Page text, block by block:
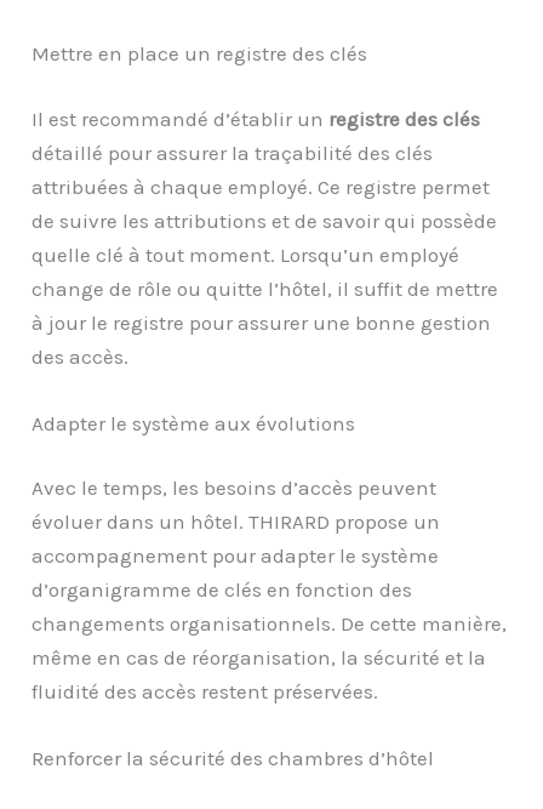
Mettre en place un registre des clés
Il est recommandé d’établir un registre des clés
détaillé pour assurer la traçabilité des clés
attribuées à chaque employé. Ce registre permet
de suivre les attributions et de savoir qui possède
quelle clé à tout moment. Lorsqu’un employé
change de rôle ou quitte l’hôtel, il suffit de mettre
à jour le registre pour assurer une bonne gestion
des accès.
Adapter le système aux évolutions
Avec le temps, les besoins d’accès peuvent
évoluer dans un hôtel. THIRARD propose un
accompagnement pour adapter le système
d’organigramme de clés en fonction des
changements organisationnels. De cette manière,
même en cas de réorganisation, la sécurité et la
fluidité des accès restent préservées.
Renforcer la sécurité des chambres d’hôtel